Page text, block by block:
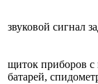
звуковой сигнал
щиток приборов с
батарей,